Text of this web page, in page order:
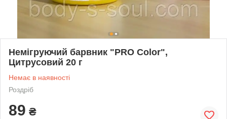
Немігруючий барвник "PRO Color",
Цитрусовий 20 г
Немає в наявності
Роздріб
89 ₴